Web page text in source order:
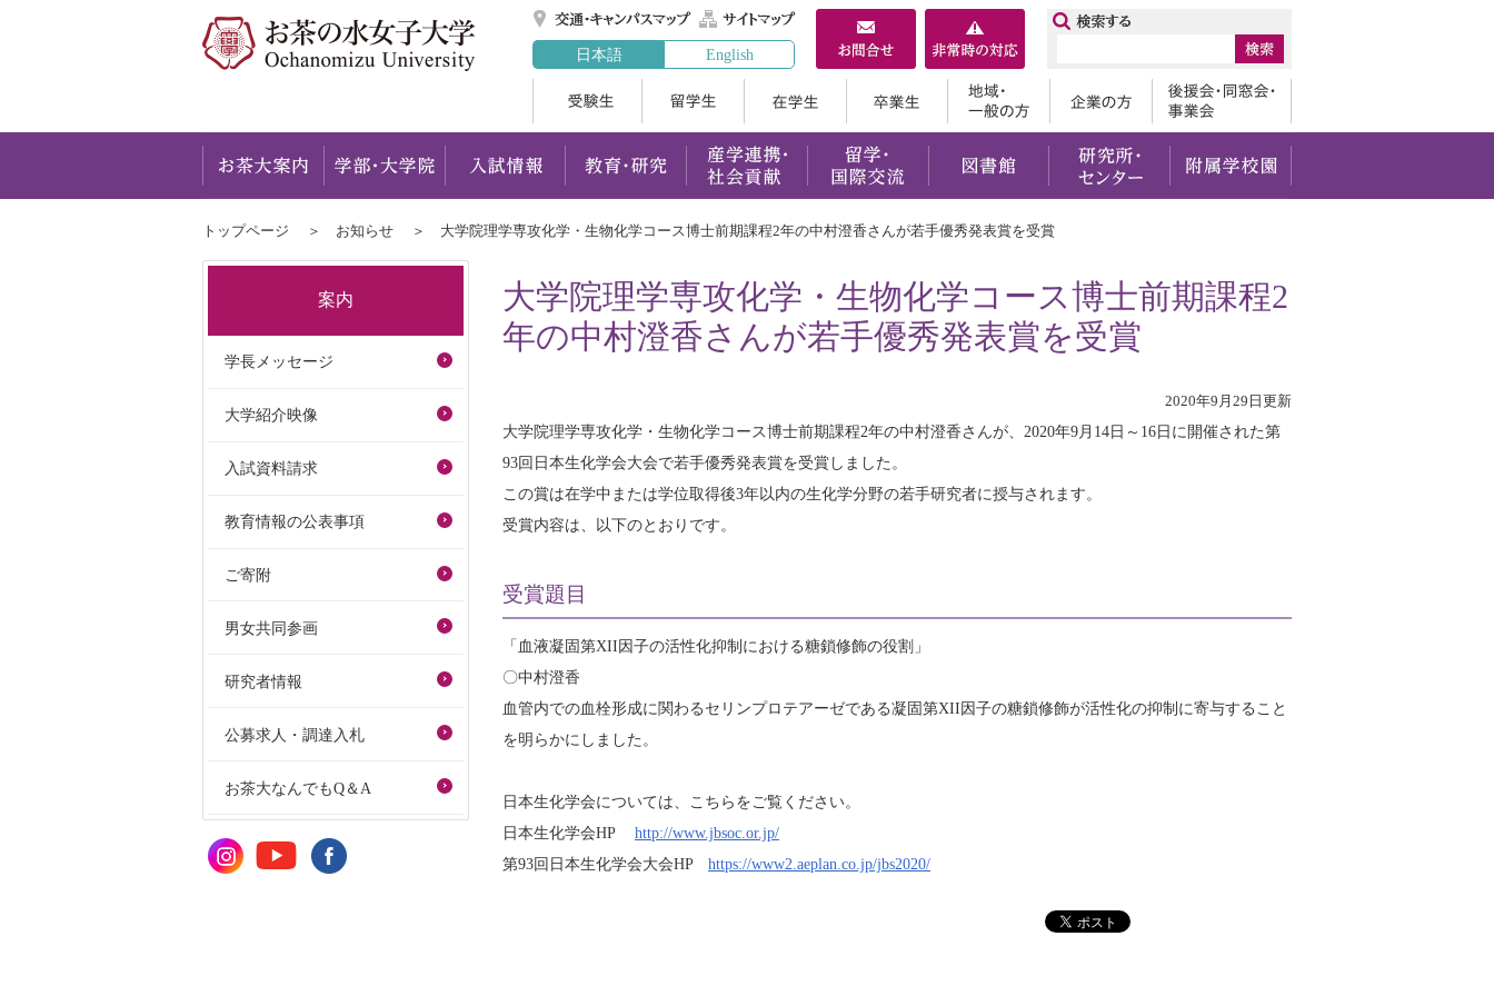
交通・キャンパスマップ
サイトマップ
日本語
English
在学生 地域・一般の方企業の方
お茶大案内 入試情報 教育・研究 産学連携・社会貢献留学・国際交流
トップページ お知らせ 大学院理学専攻化学・生物化学コース博士前期課程2年の中村澄香さんが若手優秀発表賞を受賞
大学院理学専攻化学・生物化学コース博士前期課程2
年の中村澄香さんが若手優秀発表賞を受賞
2020年9月29日更新
大学院理学専攻化学・生物化学コース博士前期課程2年の中村澄香さんが、2020年9月14日～16日に開催された第
93回日本生化学会大会で若手優秀発表賞を受賞しました。
この賞は在学中または学位取得後3年以内の生化学分野の若手研究者に授与されます。
受賞内容は、以下のとおりです。
受賞題目
「血液凝固第XII因子の活性化抑制における糖鎖修飾の役割」
〇中村澄香
血管内での血栓形成に関わるセリンプロテアーゼである凝固第XII因子の糖鎖修飾が活性化の抑制に寄与すること
を明らかにしました。
日本生化学会については、こちらをご覧ください。
日本生化学会HP http://www.jbsoc.or.jp/
第93回日本生化学会大会HP https://www2.aeplan.co.jp/jbs2020/
案内
学長メッセージ
大学紹介映像
入試資料請求
教育情報の公表事項
ご寄附
男女共同参画
研究者情報
公募求人・調達入札
お茶大なんでもQ＆A